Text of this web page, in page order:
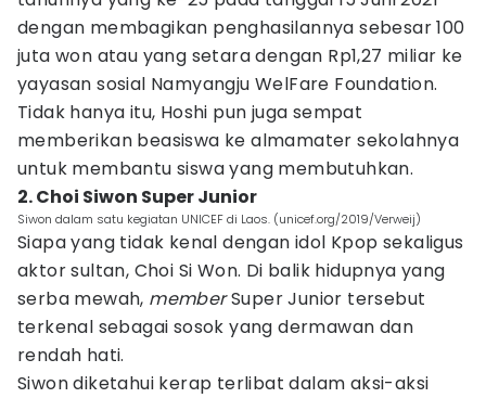
dengan membagikan penghasilannya sebesar 100
juta won atau yang setara dengan Rp1,27 miliar ke
yayasan sosial Namyangju WelFare Foundation.
Tidak hanya itu, Hoshi pun juga sempat
memberikan beasiswa ke almamater sekolahnya
untuk membantu siswa yang membutuhkan.
2. Choi Siwon Super Junior
Siwon dalam satu kegiatan UNICEF di Laos. (unicef.org/2019/Verweij)
Siapa yang tidak kenal dengan idol Kpop sekaligus
aktor sultan, Choi Si Won. Di balik hidupnya yang
serba mewah, memberSuper Junior tersebut
terkenal sebagai sosok yang dermawan dan
rendah hati.
Siwon diketahui kerap terlibat dalam aksi-aksi